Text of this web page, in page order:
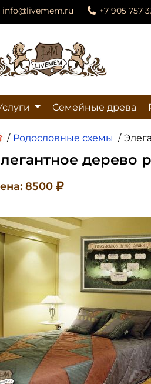
info@livemem.ru +7 905 757
Семейные древа
/ Родословные схемы /
дерево
8500